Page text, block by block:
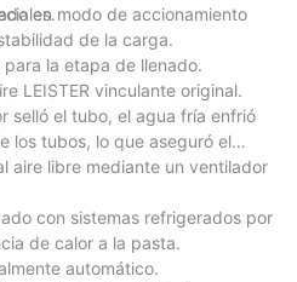
en modo de accionamiento
de la carga.
la etapa de llenado.
LEISTER vinculante original.
selló el tubo, el agua fría enfrió
los tubos, lo que aseguró el
aire libre mediante un ventilador
con sistemas refrigerados por
de calor a la pasta.
automático.